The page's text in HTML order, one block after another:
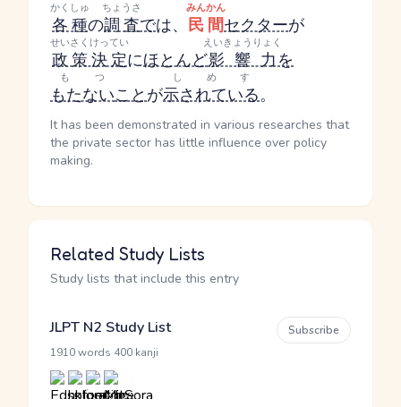
各種
かくしゅ
の調査
ちょうさ
では、 民間
みんかん
セクターが
政策決定
せいさくけってい
にほとんど影響力
えいきょうりょく
を
もたない
もつ
ことが示されている
しめす
。
It has been demonstrated in various researches that
the private sector has little influence over policy
making.
Related Study Lists
Study lists that include this entry
JLPT N2 Study List
1910 words 400 kanji
Subscribe